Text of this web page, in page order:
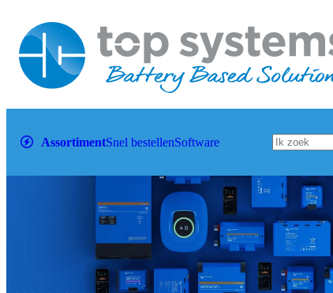
AssortimentSnel bestellenSoftware